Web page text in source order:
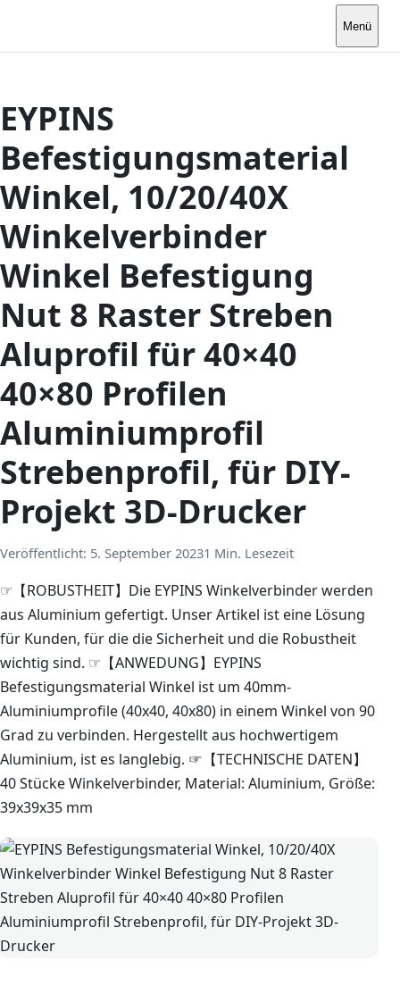
Menü
EYPINS
Befestigungsmaterial
Winkel, 10/20/40X
Winkelverbinder
Winkel Befestigung
Nut 8 Raster Streben
Aluprofil für 40×40
40×80 Profilen
Aluminiumprofil
Strebenprofil, für DIY-
Projekt 3D-Drucker
Veröffentlicht: 5. September 20231 Min. Lesezeit
☞【ROBUSTHEIT】Die EYPINS Winkelverbinder werden
aus Aluminium gefertigt. Unser Artikel ist eine Lösung
für Kunden, für die die Sicherheit und die Robustheit
wichtig sind. ☞【ANWEDUNG】EYPINS
Befestigungsmaterial Winkel ist um 40mm-
Aluminiumprofile (40x40, 40x80) in einem Winkel von 90
Grad zu verbinden. Hergestellt aus hochwertigem
Aluminium, ist es langlebig. ☞【TECHNISCHE DATEN】
40 Stücke Winkelverbinder, Material: Aluminium, Größe:
39x39x35 mm